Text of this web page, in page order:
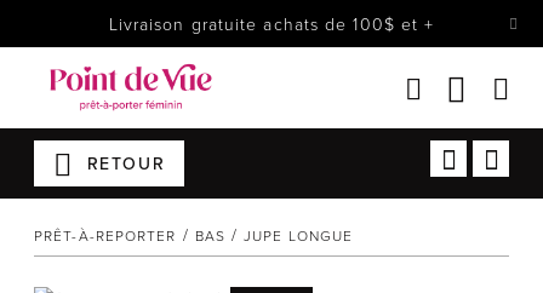
Livraison gratuite achats de 100$ et +
Lingerie
RETOUR
PRÊT-À-REPORTER BAS JUPE LONGUE